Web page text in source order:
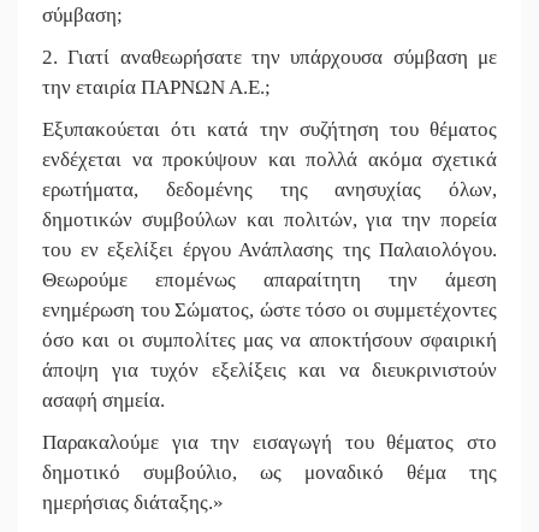
σύμβαση;
2. Γιατί αναθεωρήσατε την υπάρχουσα σύμβαση με
την εταιρία ΠΑΡΝΩΝ Α.Ε.;
Εξυπακούεται ότι κατά την συζήτηση του θέματος
ενδέχεται να προκύψουν και πολλά ακόμα σχετικά
ερωτήματα, δεδομένης της ανησυχίας όλων,
δημοτικών συμβούλων και πολιτών, για την πορεία
του εν εξελίξει έργου Ανάπλασης της Παλαιολόγου.
Θεωρούμε επομένως απαραίτητη την άμεση
ενημέρωση του Σώματος, ώστε τόσο οι συμμετέχοντες
όσο και οι συμπολίτες μας να αποκτήσουν σφαιρική
άποψη για τυχόν εξελίξεις και να διευκρινιστούν
ασαφή σημεία.
Παρακαλούμε για την εισαγωγή του θέματος στο
δημοτικό συμβούλιο, ως μοναδικό θέμα της
ημερήσιας διάταξης.»